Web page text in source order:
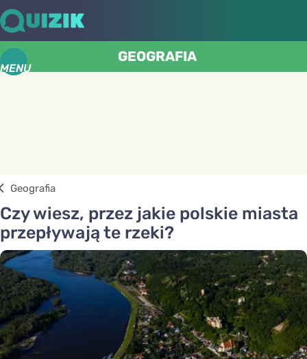
MENU
GEOGRAFIA
Geografia
Czy wiesz, przez jakie polskie miasta
przepływają te rzeki?